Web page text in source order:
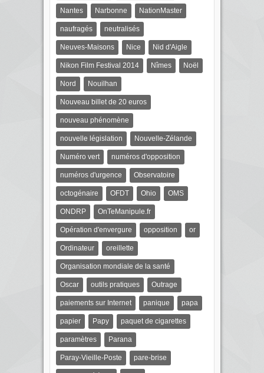
Nantes Narbonne NationMaster
naufragés neutralisés
Neuves-Maisons Nice Nid d'Aigle
Nikon Film Festival 2014 Nîmes Noël
Nord Nouilhan
Nouveau billet de 20 euros
nouveau phénomène
nouvelle législation Nouvelle-Zélande
Numéro vert numéros d'opposition
numéros d'urgence Observatoire
octogénaire OFDT Ohio OMS
ONDRP OnTeManipule.fr
Opération d'envergure opposition or
Ordinateur oreillette
Organisation mondiale de la santé
Oscar outils pratiques Outrage
paiements sur Internet panique papa
papier Papy paquet de cigarettes
paramètres Parana
Paray-Vieille-Poste pare-brise